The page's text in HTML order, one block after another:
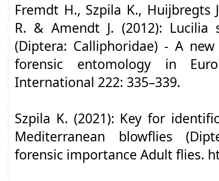
Fremdt H., Szpila K., Huijbregts
R. & Amendt J. (2012): Lucilia
(Diptera: Calliphoridae) - A
forensic entomology in
International 222: 335–339.
Szpila K. (2021): Key for
Mediterranean blowflies
forensic importance Adult flies.